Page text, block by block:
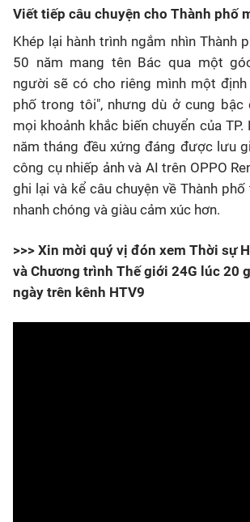
Viết tiếp câu chuyện cho Thành phố
Khép lại hành trình ngắm nhìn Thành
50 năm mang tên Bác qua một
người sẽ có cho riêng mình một định
phố trong tôi", nhưng dù ở cung bậc
mọi khoảnh khắc biến chuyển của TP.
năm tháng đều xứng đáng được lưu
công cụ nhiếp ảnh và AI trên OPPO
ghi lại và kể câu chuyện về Thành
nhanh chóng và giàu cảm xúc hơn.
>>> Xin mời quý vị đón xem Thời sự
và Chương trình Thế giới 24G lúc 20
ngày trên kênh HTV9